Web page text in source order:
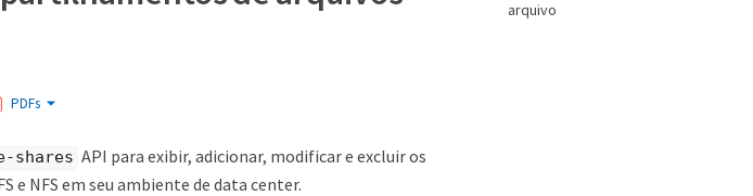
PDFs
shares API para exibir, adicionar, modificar e excluir os
e NFS em seu ambiente de data center.
arquivo